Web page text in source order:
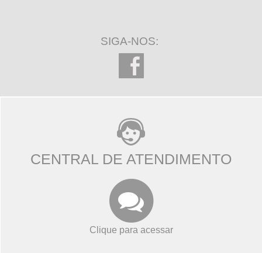
SIGA-NOS:
CENTRAL DE ATENDIMENTO
Clique para acessar